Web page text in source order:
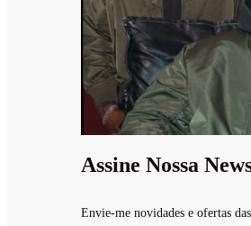
Assine Nossa
Envie-me novidades e ofertas